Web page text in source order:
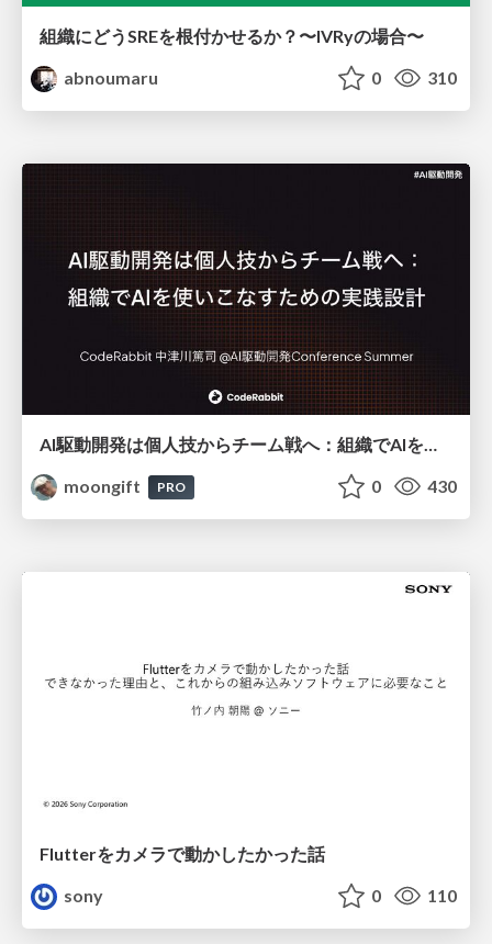
組織にどうSREを根付かせるか？〜IVRyの場合〜
abnoumaru
0 310
AI駆動開発は個人技からチーム戦へ：組織でAIを使いこなすための実践設計
moongift
PRO 0 430
Flutterをカメラで動かしたかった話
sony
0 110